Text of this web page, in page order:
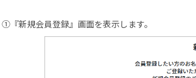
①『新規会員登録』画面を表示します。